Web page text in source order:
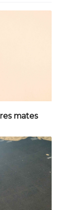
mates